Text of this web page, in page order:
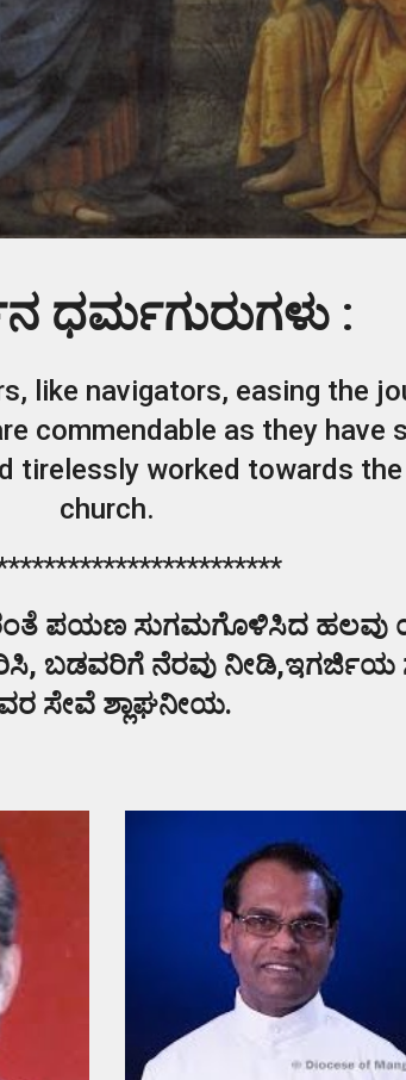
ಧರ್ಮಗುರುಗಳು :
like navigators, easing the
commendable as they have
tirelessly worked towards
church.
ಪಯಣ ಸುಗಮಗೊಳಿಸಿದ ಹಲವು
ಬಡವರಿಗೆ ನೆರವು
ಸೇವೆ ಶ್ಲಾಘನೀಯ.